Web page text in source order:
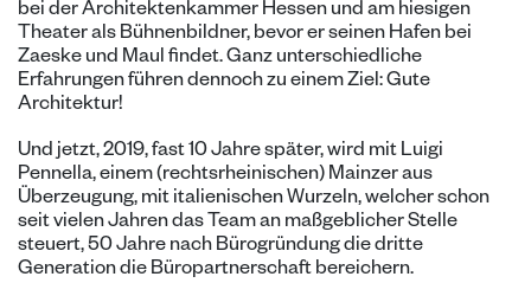
bei der Architektenkammer Hessen und am hiesigen
Theater als Bühnenbildner, bevor er seinen Hafen bei
Zaeske und Maul findet. Ganz unterschiedliche
Erfahrungen führen dennoch zu einem Ziel: Gute
Architektur!
Und jetzt, 2019, fast 10 Jahre später, wird mit Luigi
Pennella, einem (rechtsrheinischen) Mainzer aus
Überzeugung, mit italienischen Wurzeln, welcher schon
seit vielen Jahren das Team an maßgeblicher Stelle
steuert, 50 Jahre nach Bürogründung die dritte
Generation die Büropartnerschaft bereichern.